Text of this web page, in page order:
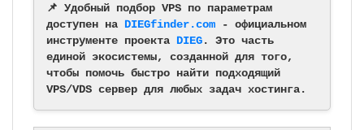
📌 Удобный подбор VPS по параметрам
доступен на DIEGfinder.com - официальном
инструменте проекта DIEG. Это часть
единой экосистемы, созданной для того,
чтобы помочь быстро найти подходящий
VPS/VDS сервер для любых задач хостинга.